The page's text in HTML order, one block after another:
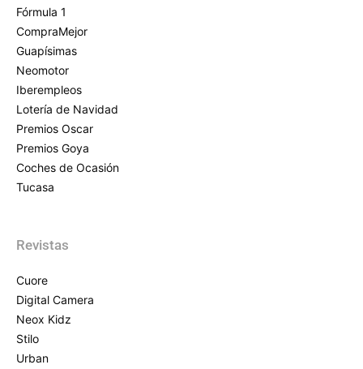
Fórmula 1
CompraMejor
Guapísimas
Neomotor
Iberempleos
Lotería de Navidad
Premios Oscar
Premios Goya
Coches de Ocasión
Tucasa
Revistas
Cuore
Digital Camera
Neox Kidz
Stilo
Urban